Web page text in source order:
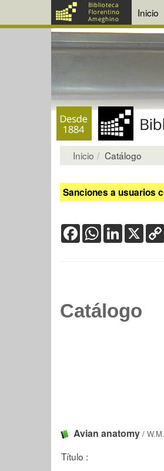
Inicio
Inicio Catálogo
Sanciones a usuarios
FacebookWhatsApp
LinkedIn
X
Catálogo
Avian anatomy /
Título :